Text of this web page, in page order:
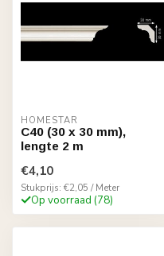
HOMESTAR
C40 (30 x 30 mm),
lengte 2 m
€4,10
Stukprijs: €2,05 / Meter
Op voorraad (78)